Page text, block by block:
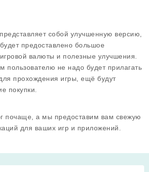
собой улучшенную версию,
предоставлено большое
валюты и полезные улучшения.
пользователю не надо будет прилагать
прохождения игры, ещё будут
покупки.
почаще, а мы предоставим вам свежую
для ваших игр и приложений.